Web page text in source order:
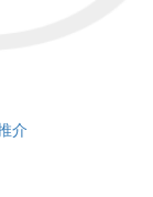
介